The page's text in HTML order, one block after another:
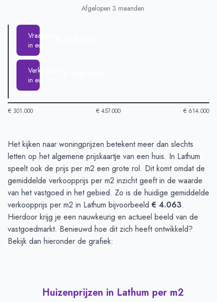
Afgelopen 3 maanden
Vraagprijs
in euro's
Verkoopprijs
in euro's
€ 301.000 € 457.000 € 614.000
Huizenprijzen in Lathum-Afgelopen 3 maanden
Type
Bedrag
Vraagprijs in euro's
€ 563.769
Verkoopprijs in euro's
€ 520.000
Het kijken naar woningprijzen betekent meer dan slechts
letten op het algemene prijskaartje van een huis. In Lathum
speelt ook de prijs per m2 een grote rol. Dit komt omdat de
gemiddelde verkoopprijs per m2 inzicht geeft in de waarde
van het vastgoed in het gebied. Zo is de huidige gemiddelde
verkoopprijs per m2 in Lathum bijvoorbeeld € 4.063.
Hierdoor krijg je een nauwkeurig en actueel beeld van de
vastgoedmarkt. Benieuwd hoe dit zich heeft ontwikkeld?
Bekijk dan hieronder de grafiek:
Huizenprijzen in Lathum per m2